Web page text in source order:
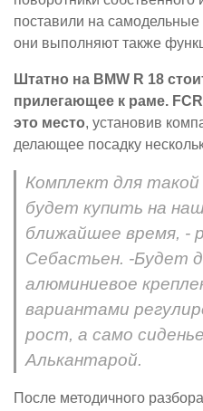
поставили на
они выполняют также
Штатно на BMW R 18
прилегающее к раме.
это место, установив
делающее посадку
Комплект для такой
будет купить на
ближайшее время, -
Себастьен. -Будет
алюминиевое
вариантами
рост, а само
Алькантарой.
После методичного